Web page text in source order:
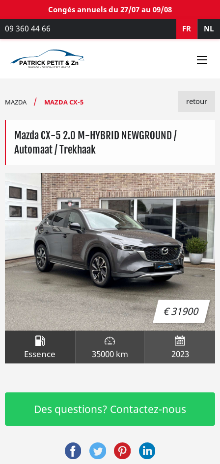
Congés annuels du 27/07 au 09/08
09 360 44 66 FR NL
MAZDA MAZDA CX-5 retour
Mazda CX-5 2.0 M-HYBRID NEWGROUND /
Automaat / Trekhaak
€ 31900
Essence 35000 km 2023
Des questions? Contactez-nous